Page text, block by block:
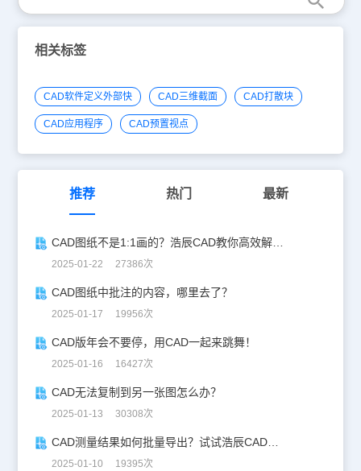
相关标签
CAD软件定义外部快 CAD三维截面 CAD打散块
CAD应用程序 CAD预置视点
推荐 热门 最新
CAD图纸不是1:1画的？浩辰CAD教你高效解决！
2025-01-22 27386次
CAD图纸中批注的内容，哪里去了？
2025-01-17 19956次
CAD版年会不要停，用CAD一起来跳舞！
2025-01-16 16427次
CAD无法复制到另一张图怎么办？
2025-01-13 30308次
CAD测量结果如何批量导出？试试浩辰CAD看图王！
2025-01-10 19395次